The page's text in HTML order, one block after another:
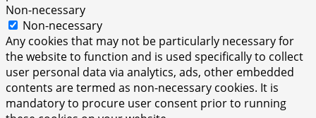
Non-necessary
Non-necessary
Any cookies that may not be particularly necessary for
the website to function and is used specifically to collect
user personal data via analytics, ads, other embedded
contents are termed as non-necessary cookies. It is
mandatory to procure user consent prior to running